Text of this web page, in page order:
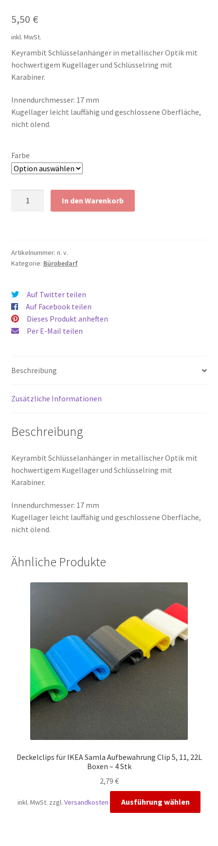
5,50 €
inkl. MwSt.
Keyrambit Schlüsselanhänger in metallischer Optik mit
hochwertigem Kugellager und Schlüsselring mit
Karabiner.
Innendurchmesser: 17 mm
Kugellager leicht lauffähig und geschlossene Oberfläche,
nicht ölend.
Farbe
Menge
In den Warenkorb
Artikelnummer: n. v.
Kategorie: Bürobedarf
Auf Twitter teilen
Auf Facebook teilen
Dieses Produkt anheften
Per E-Mail teilen
Beschreibung
Zusätzliche Informationen
Beschreibung
Keyrambit Schlüsselanhänger in metallischer Optik mit
hochwertigem Kugellager und Schlüsselring mit
Karabiner.
Innendurchmesser: 17 mm
Kugellager leicht lauffähig und geschlossene Oberfläche,
nicht ölend.
Ähnliche Produkte
Deckelclips für IKEA Samla Aufbewahrung Clip 5, 11, 22L
Boxen – 4 Stk
2,79 €
inkl. MwSt. zzgl. Versandkosten Ausführung wählen